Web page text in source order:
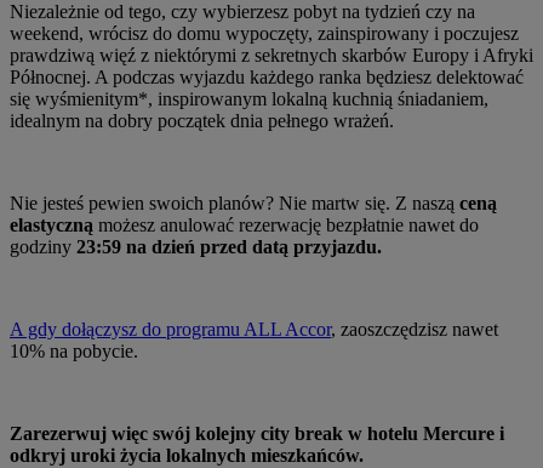
Niezależnie od tego, czy wybierzesz pobyt na tydzień czy na
weekend, wrócisz do domu wypoczęty, zainspirowany i poczujesz
prawdziwą więź z niektórymi z sekretnych skarbów Europy i Afryki
Północnej. A podczas wyjazdu każdego ranka będziesz delektować
się wyśmienitym*, inspirowanym lokalną kuchnią śniadaniem,
idealnym na dobry początek dnia pełnego wrażeń.
Nie jesteś pewien swoich planów? Nie martw się. Z naszą ceną
elastyczną możesz anulować rezerwację bezpłatnie nawet do
godziny 23:59 na dzień przed datą przyjazdu.
A gdy dołączysz do programu ALL Accor, zaoszczędzisz nawet
10% na pobycie.
Zarezerwuj więc swój kolejny city break w hotelu Mercure i
odkryj uroki życia lokalnych mieszkańców.